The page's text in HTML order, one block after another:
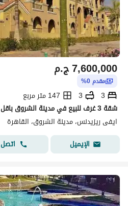
ج.م7,600,000
مقدم 0%
3
3
147 متر مربع
ايفى ريزيدنس، مدينة الشروق، القاهرة
الإيميل
اتصل